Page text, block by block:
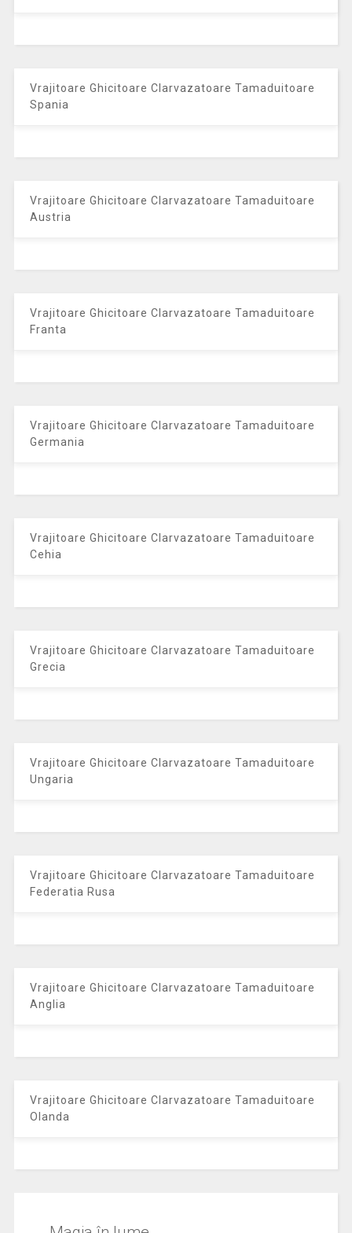
Vrajitoare Ghicitoare Clarvazatoare Tamaduitoare
Spania
Vrajitoare Ghicitoare Clarvazatoare Tamaduitoare
Austria
Vrajitoare Ghicitoare Clarvazatoare Tamaduitoare
Franta
Vrajitoare Ghicitoare Clarvazatoare Tamaduitoare
Germania
Vrajitoare Ghicitoare Clarvazatoare Tamaduitoare
Cehia
Vrajitoare Ghicitoare Clarvazatoare Tamaduitoare
Grecia
Vrajitoare Ghicitoare Clarvazatoare Tamaduitoare
Ungaria
Vrajitoare Ghicitoare Clarvazatoare Tamaduitoare
Federatia Rusa
Vrajitoare Ghicitoare Clarvazatoare Tamaduitoare
Anglia
Vrajitoare Ghicitoare Clarvazatoare Tamaduitoare
Olanda